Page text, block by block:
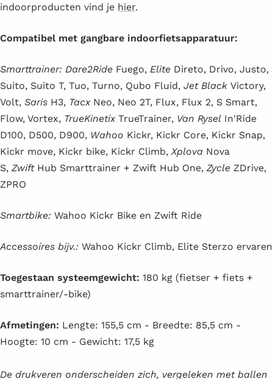
indoorproducten vind je hier.
Compatibel met gangbare indoorfietsapparatuur:
Smarttrainer: Dare2Ride Fuego, Elite Direto, Drivo, Justo,
Suito, Suito T, Tuo, Turno, Qubo Fluid, Jet Black Victory,
Volt, Saris H3, TacxNeo, Neo 2T, Flux, Flux 2, S Smart,
Flow, Vortex, TrueKinetixTrueTrainer, Van Rysel In'Ride
D100, D500, D900, Wahoo Kickr, Kickr Core, Kickr Snap,
Kickr move, Kickr bike, Kickr Climb,Xplova Nova
S, ZwiftHub Smarttrainer + Zwift Hub One, Zycle ZDrive,
ZPRO
Smartbike: Wahoo Kickr Bike en Zwift Ride
Accessoires bijv.: Wahoo Kickr Climb, Elite Sterzo ervaren
Toegestaan systeemgewicht: 180 kg (fietser + fiets +
smarttrainer/-bike)
Afmetingen: Lengte: 155,5 cm - Breedte: 85,5 cm -
Hoogte: 10 cm - Gewicht: 17,5 kg
De drukveren onderscheiden zich, vergeleken met ballen